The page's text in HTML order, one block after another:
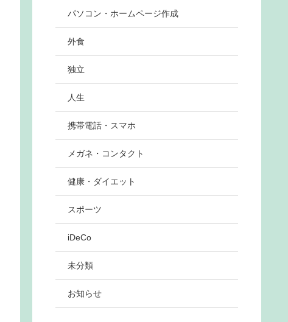
パソコン・ホームページ作成
外食
独立
人生
携帯電話・スマホ
メガネ・コンタクト
健康・ダイエット
スポーツ
iDeCo
未分類
お知らせ